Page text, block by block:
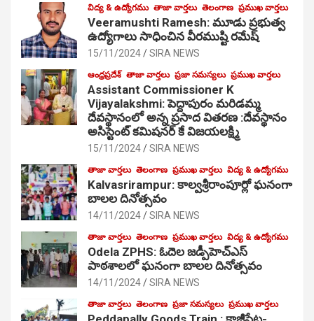
విద్య & ఉద్యోగము తాజా వార్తలు తెలంగాణ ప్రముఖ వార్తలు
Veeramushti Ramesh: మూడు ప్రభుత్వ
ఉద్యోగాలు సాధించిన వీరముష్టి రమేష్
15/11/2024 SIRA NEWS
ఆంధ్రప్రదేశ్ తాజా వార్తలు ప్రజా సమస్యలు ప్రముఖ వార్తలు
Assistant Commissioner K
Vijayalakshmi: పెద్దాపురం మరిడమ్మ
దేవస్థానంలో అన్న ప్రసాద వితరణ :దేవస్థానం
అసిస్టెంట్ కమిషనర్ కే విజయలక్ష్మి
15/11/2024 SIRA NEWS
తాజా వార్తలు తెలంగాణ ప్రముఖ వార్తలు విద్య & ఉద్యోగము
Kalvasrirampur: కాల్వశ్రీరాంపూర్లో ఘనంగా
బాలల దినోత్సవం
14/11/2024 SIRA NEWS
తాజా వార్తలు తెలంగాణ ప్రముఖ వార్తలు విద్య & ఉద్యోగము
Odela ZPHS: ఓదెల జ‌డ్పీహెచ్ఎస్
పాఠ‌శాల‌లో ఘనంగా బాలల దినోత్సవం
14/11/2024 SIRA NEWS
తాజా వార్తలు తెలంగాణ ప్రజా సమస్యలు ప్రముఖ వార్తలు